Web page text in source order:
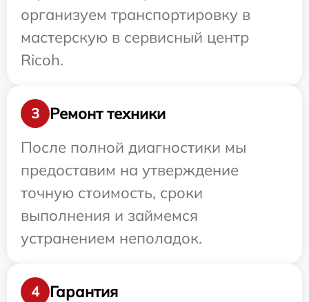
организуем транспортировку в
мастерскую в сервисный центр
Ricoh.
3
Ремонт техники
После полной диагностики мы
предоставим на утверждение
точную стоимость, сроки
выполнения и займемся
устранением неполадок.
4
Гарантия